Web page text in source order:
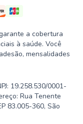
a cobertura
à saúde. Você
mensalidades
19.258.530/0001-
Rua Tenente
83.005-360, São